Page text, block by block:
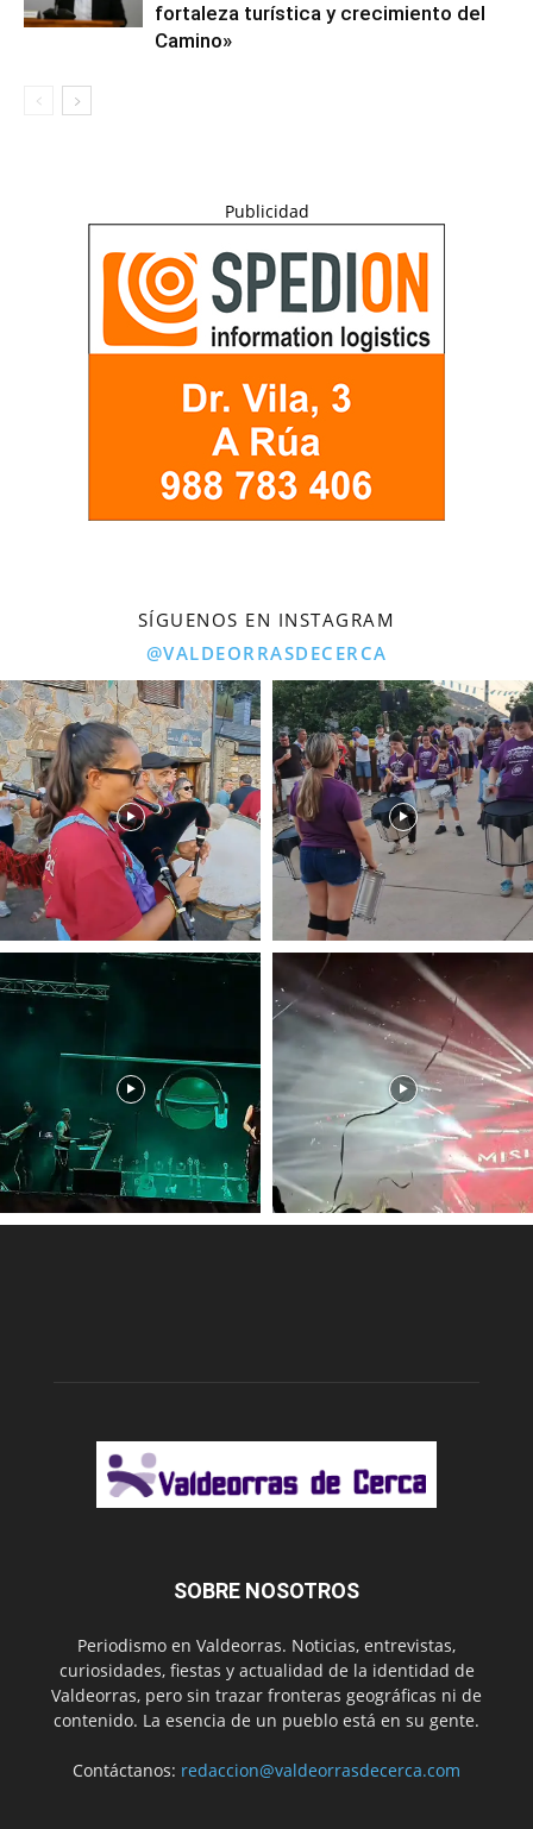
fortaleza turística y crecimiento del
Camino»
Publicidad
SÍGUENOS EN INSTAGRAM
@VALDEORRASDECERCA
SOBRE NOSOTROS
Periodismo en Valdeorras. Noticias, entrevistas,
curiosidades, fiestas y actualidad de la identidad de
Valdeorras, pero sin trazar fronteras geográficas ni de
contenido. La esencia de un pueblo está en su gente.
Contáctanos: redaccion@valdeorrasdecerca.com